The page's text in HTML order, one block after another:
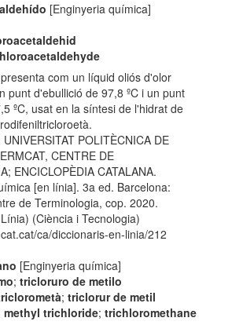
[Enginyeria química]
com un líquid oliós d'olor
punt d'ebullició de 97,8 ºC i un punt
ºC, usat en la síntesi de l'hidrat de
POLITÈCNICA DE
CENTRE DE
ENCICLOPÈDIA CATALANA.
[en línia]. 3a ed. Barcelona:
de Terminologia, cop. 2020.
(Ciència i Tecnologia)
ca/diccionaris-en-linia/212
[Enginyeria química]
; tricloruro de metilo
;triclorur de metil
methyl trichloride;trichloromethane